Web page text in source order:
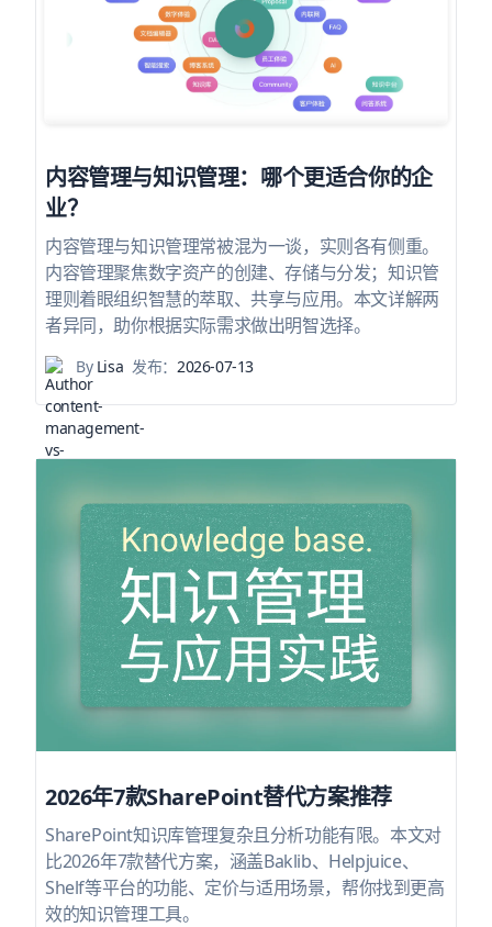
内容管理与知识管理：哪个更适合你的企
业？
内容管理与知识管理常被混为一谈，实则各有侧重。
内容管理聚焦数字资产的创建、存储与分发；知识管
理则着眼组织智慧的萃取、共享与应用。本文详解两
者异同，助你根据实际需求做出明智选择。
ByLisa 发布：2026-07-13
2026年7款SharePoint替代方案推荐
SharePoint知识库管理复杂且分析功能有限。本文对
比2026年7款替代方案，涵盖Baklib、Helpjuice、
Shelf等平台的功能、定价与适用场景，帮你找到更高
效的知识管理工具。